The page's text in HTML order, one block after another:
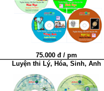
75.000 đ / pm
Luyện thi Lý, Hóa, Sinh, Anh